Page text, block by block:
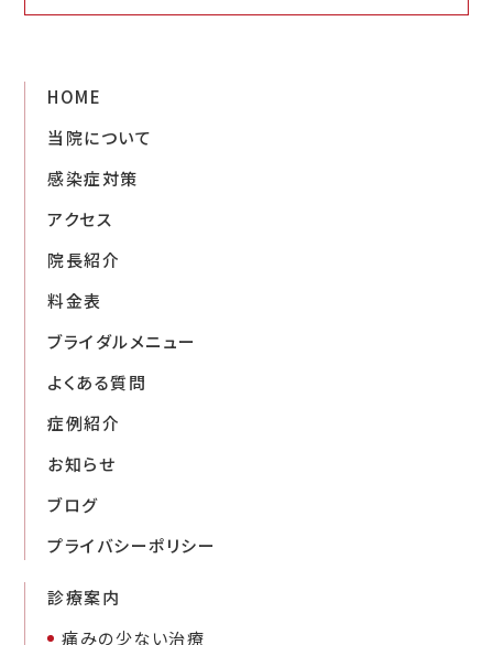
HOME
当院について
感染症対策
アクセス
院長紹介
料金表
ブライダルメニュー
よくある質問
症例紹介
お知らせ
ブログ
プライバシーポリシー
診療案内
痛みの少ない治療